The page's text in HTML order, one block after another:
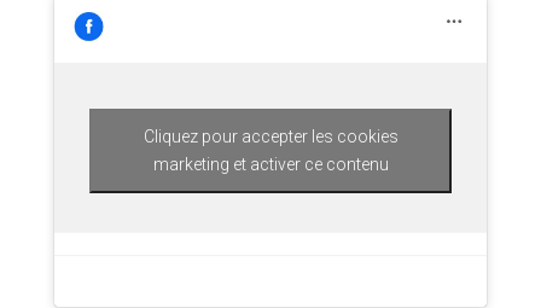
Cliquez pour accepter les cookies
marketing et activer ce contenu